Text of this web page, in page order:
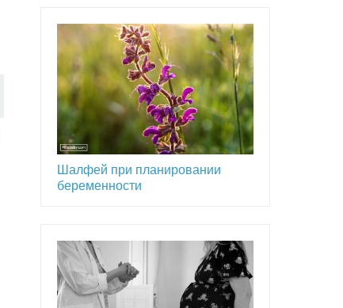
Шалфей при планировании
беременности